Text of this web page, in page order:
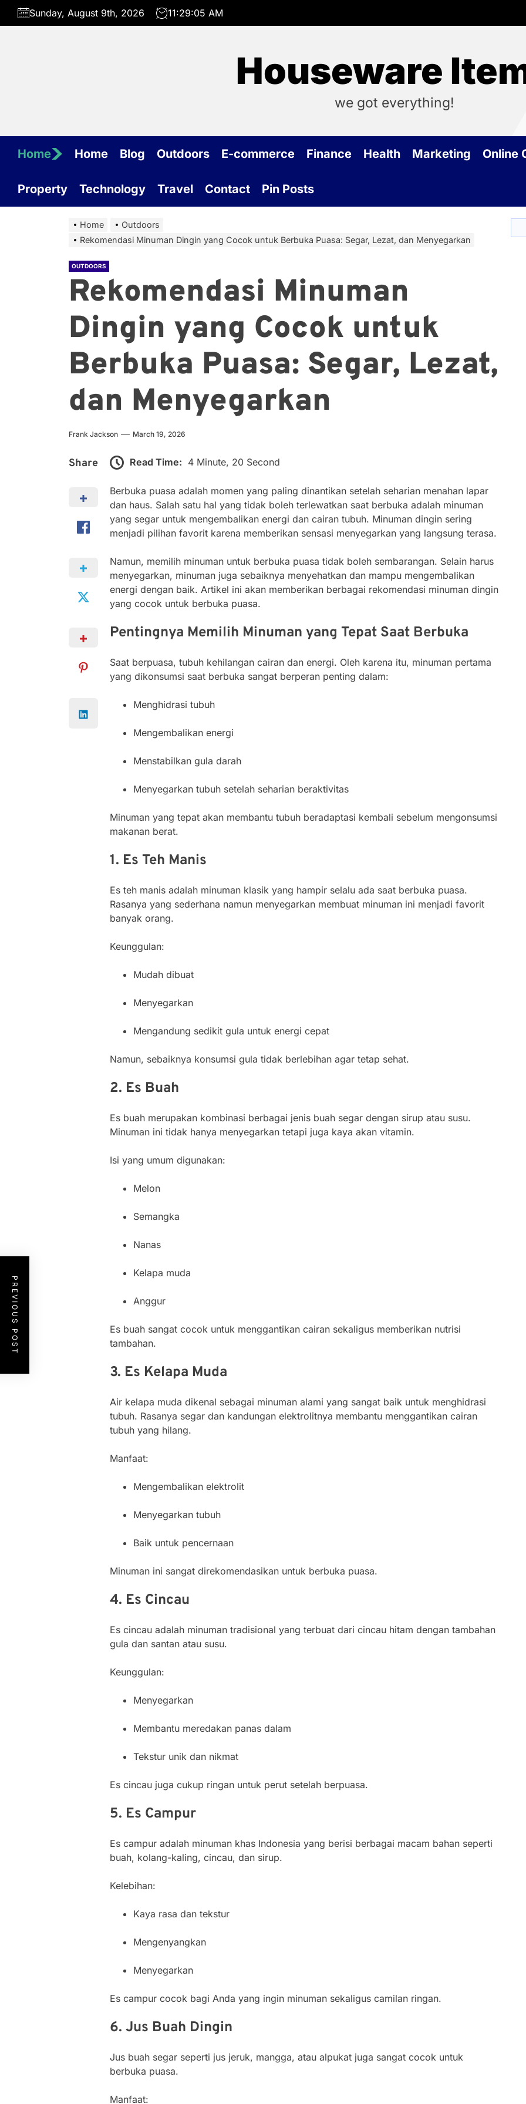
Skip
Sunday, August 9th, 2026 11:29:06 AM
Houseware
we got everything!
Home Home Blog Outdoors E-commerce Finance Health Marketing Online
Property Technology Travel Contact Pin Posts
Home
Outdoors
Rekomendasi Minuman Dingin yang Cocok untuk Berbuka Puasa: Segar, Lezat, dan Menyegarkan
OUTDOORS
Rekomendasi Minuman
Dingin yang Cocok untuk
Berbuka Puasa: Segar, Lezat,
dan Menyegarkan
Frank Jackson March 19, 2026
Share Read Time: 4 Minute, 20 Second
Berbuka puasa adalah momen yang paling dinantikan setelah seharian menahan lapar
dan haus. Salah satu hal yang tidak boleh terlewatkan saat berbuka adalah minuman
yang segar untuk mengembalikan energi dan cairan tubuh. Minuman dingin sering
menjadi pilihan favorit karena memberikan sensasi menyegarkan yang langsung terasa.
Namun, memilih minuman untuk berbuka puasa tidak boleh sembarangan. Selain harus
menyegarkan, minuman juga sebaiknya menyehatkan dan mampu mengembalikan
energi dengan baik. Artikel ini akan memberikan berbagai rekomendasi minuman dingin
yang cocok untuk berbuka puasa.
Pentingnya Memilih Minuman yang Tepat Saat Berbuka
Saat berpuasa, tubuh kehilangan cairan dan energi. Oleh karena itu, minuman pertama
yang dikonsumsi saat berbuka sangat berperan penting dalam:
Menghidrasi tubuh
Mengembalikan energi
Menstabilkan gula darah
Menyegarkan tubuh setelah seharian beraktivitas
Minuman yang tepat akan membantu tubuh beradaptasi kembali sebelum mengonsumsi
makanan berat.
1. Es Teh Manis
Es teh manis adalah minuman klasik yang hampir selalu ada saat berbuka puasa.
Rasanya yang sederhana namun menyegarkan membuat minuman ini menjadi favorit
banyak orang.
Keunggulan:
Mudah dibuat
Menyegarkan
Mengandung sedikit gula untuk energi cepat
Namun, sebaiknya konsumsi gula tidak berlebihan agar tetap sehat.
2. Es Buah
Es buah merupakan kombinasi berbagai jenis buah segar dengan sirup atau susu.
Minuman ini tidak hanya menyegarkan tetapi juga kaya akan vitamin.
Isi yang umum digunakan:
Melon
Semangka
Nanas
Kelapa muda
Anggur
Es buah sangat cocok untuk menggantikan cairan sekaligus memberikan nutrisi
tambahan.
3. Es Kelapa Muda
Air kelapa muda dikenal sebagai minuman alami yang sangat baik untuk menghidrasi
tubuh. Rasanya segar dan kandungan elektrolitnya membantu menggantikan cairan
tubuh yang hilang.
Manfaat:
Mengembalikan elektrolit
Menyegarkan tubuh
Baik untuk pencernaan
Minuman ini sangat direkomendasikan untuk berbuka puasa.
4. Es Cincau
Es cincau adalah minuman tradisional yang terbuat dari cincau hitam dengan tambahan
gula dan santan atau susu.
Keunggulan:
Menyegarkan
Membantu meredakan panas dalam
Tekstur unik dan nikmat
Es cincau juga cukup ringan untuk perut setelah berpuasa.
5. Es Campur
Es campur adalah minuman khas Indonesia yang berisi berbagai macam bahan seperti
buah, kolang-kaling, cincau, dan sirup.
Kelebihan:
Kaya rasa dan tekstur
Mengenyangkan
Menyegarkan
Es campur cocok bagi Anda yang ingin minuman sekaligus camilan ringan.
6. Jus Buah Dingin
Jus buah segar seperti jus jeruk, mangga, atau alpukat juga sangat cocok untuk
berbuka puasa.
Manfaat:
PREVIOUS POST